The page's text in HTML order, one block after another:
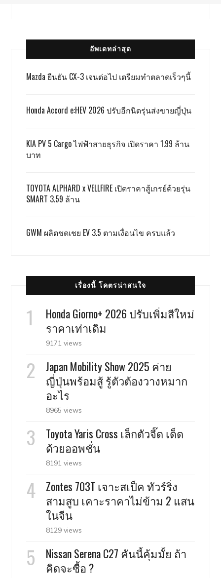
อัพเดทล่าสุด
Mazda ยืนยัน CX-3 เจนต่อไป เตรียมทำตลาดเร็วๆนี้
Honda Accord e:HEV 2026 ปรับอีกนิดรุ่นส่งขายญี่ปุ่น
KIA PV 5 Cargo ไฟฟ้าสายธุรกิจ เปิดราคา 1.99 ล้าน
บาท
TOYOTA ALPHARD x VELLFIRE เปิดราคาสู้เกรย์ด้วยรุ่น
SMART 3.59 ล้าน
GWM ผลิตชดเชย EV 3.5 ตามเงื่อนไข ครบแล้ว
เรื่องนี้ โคตรน่าสนใจ
Honda Giorno+ 2026 ปรับเพิ่มสีใหม่
ราคาเท่าเดิม
9171 views
Japan Mobility Show 2025 ค่าย
ญี่ปุ่นพร้อมสู้ รู้ตัวต้องวางหมาก
อะไร
8965 views
Toyota Yaris Cross เล็กตัวจี๊ด เด็ด
ด้วยออพชั่น
8191 views
Zontes 703T เจาะสเป็ค ทัวร์ริ่ง
สามสูบ เคาะราคาไม่ข้าม 2 แสน
ในจีน
8129 views
Nissan Serena C27 คันนี้คุ้มมั้ย ถ้า
คิดจะซื้อ ?